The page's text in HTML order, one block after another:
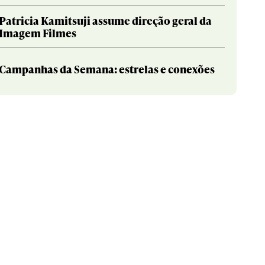
Kamitsuji assume direção geral da
Filmes
da Semana: estrelas e conexões